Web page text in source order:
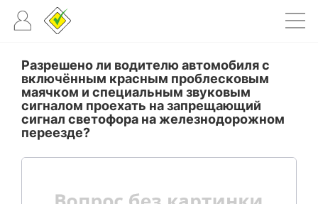
Разрешено ли водителю автомобиля с
включённым красным проблесковым
маячком и специальным звуковым
сигналом проехать на запрещающий
сигнал светофора на железнодорожном
переезде?